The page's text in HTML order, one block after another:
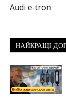
Audi e-tron
НАЙКРАЩІ